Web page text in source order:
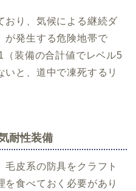
おり、気候による継続ダ
が発生する危険地帯で
装備の合計値でレベル5
と、道中で凍死するリ
耐性装備
皮系の防具をクラフト
食べておく必要があり